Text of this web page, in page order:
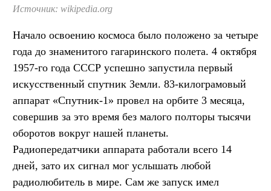
Источник: wikipedia.org
Начало освоению космоса было положено за четыре
года до знаменитого гагаринского полета. 4 октября
1957-го года СССР успешно запустила первый
искусственный спутник Земли. 83-килограмовый
аппарат «Спутник-1» провел на орбите 3 месяца,
совершив за это время без малого полторы тысячи
оборотов вокруг нашей планеты.
Радиопередатчики аппарата работали всего 14
дней, зато их сигнал мог услышать любой
радиолюбитель в мире. Сам же запуск имел